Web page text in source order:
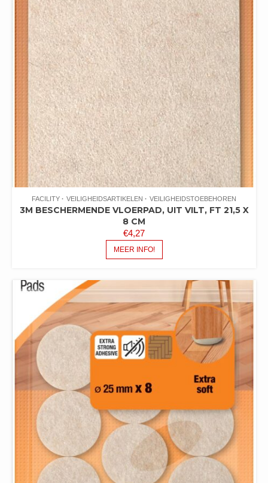
FACILITY VEILIGHEIDSARTIKELEN VEILIGHEIDSTOEBEHOREN
3M BESCHERMENDE VLOERPAD, UIT VILT, FT 21,5 X
8 CM
€4,27
MEER INFO!